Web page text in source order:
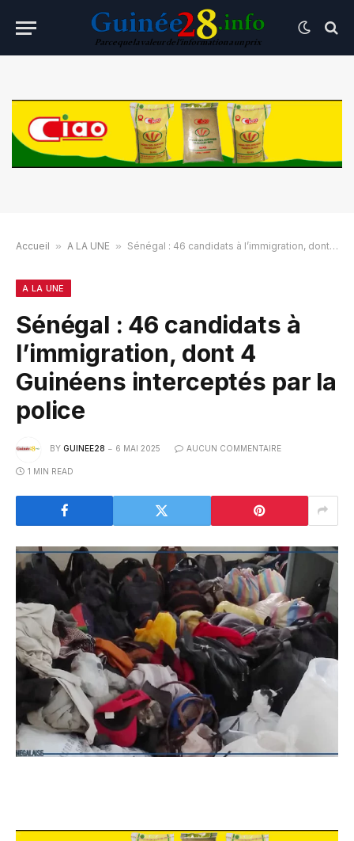
Accueil » A LA UNE » Sénégal : 46 candidats à l’immigration, dont 4 Guinéens interceptés par la police
A LA UNE
Sénégal : 46 candidats à
l’immigration, dont 4
Guinéens interceptés par la
police
BY GUINEE28 6 MAI 2025 AUCUN COMMENTAIRE
1 MIN READ